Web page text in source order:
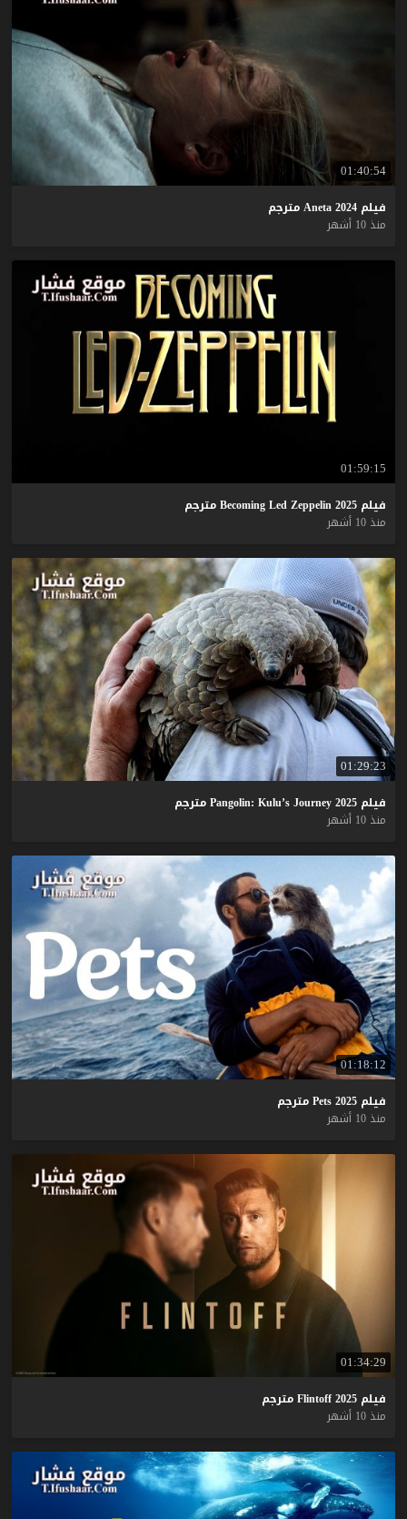
01:40:54
فيلم Aneta 2024
مترجم
منذ 10 أشهر
01:59:15
فيلم Becoming Led Zeppelin 2025
مترجم
منذ 10 أشهر
01:29:23
فيلم Pangolin: Kulu’s Journey 2025
مترجم
منذ 10 أشهر
01:18:12
فيلم Pets 2025
مترجم
منذ 10 أشهر
01:34:29
فيلم Flintoff 2025
مترجم
منذ 10 أشهر